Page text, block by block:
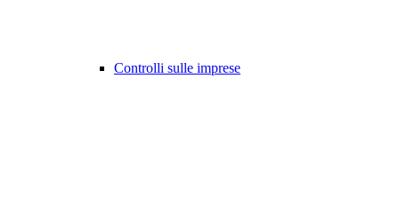
Controlli sulle imprese